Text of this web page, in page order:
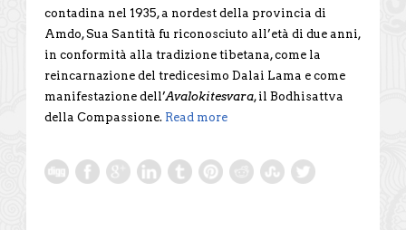
contadina nel 1935, a nordest della provincia di
Amdo, Sua Santità fu riconosciuto all’età di due anni,
in conformità alla tradizione tibetana, come la
reincarnazione del tredicesimo Dalai Lama e come
manifestazione dell’Avalokitesvara, il Bodhisattva
della Compassione. Read more